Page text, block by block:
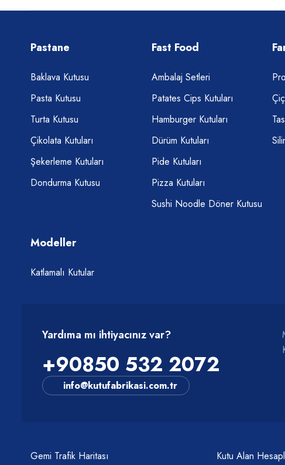
Pastane
Baklava Kutusu
Pasta Kutusu
Turta Kutusu
Çikolata Kutuları
Şekerleme Kutuları
Dondurma Kutusu
Fast Food
Ambalaj Setleri
Patates Cips Kutuları
Hamburger Kutuları
Dürüm Kutuları
Pide Kutuları
Pizza Kutuları
Sushi Noodle Döner Kutusu
Modeller
Katlamalı Kutular
Yardıma mı ihtiyacınız var?
+90850 532 2072
info@kutufabrikasi.com.tr
Gemi Trafik Haritası Kutu Alan